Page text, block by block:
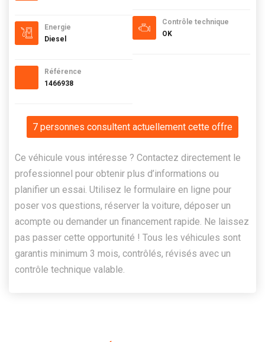
Energie
Diesel
Référence
1466938
Contrôle technique
OK
7 personnes consultent actuellement cette offre
Ce véhicule vous intéresse ? Contactez directement le
professionnel pour obtenir plus d’informations ou
planifier un essai. Utilisez le formulaire en ligne pour
poser vos questions, réserver la voiture, déposer un
acompte ou demander un financement rapide. Ne laissez
pas passer cette opportunité ! Tous les véhicules sont
garantis minimum 3 mois, contrôlés, révisés avec un
contrôle technique valable.